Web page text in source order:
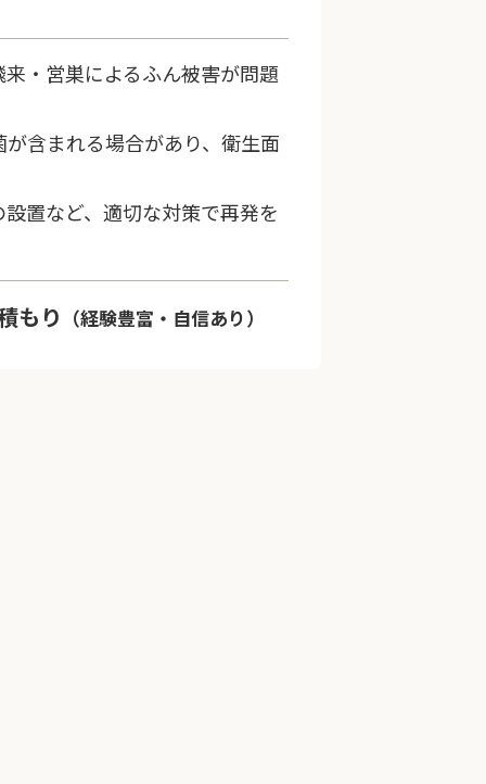
・営巣によるふん被害が問題
含まれる場合があり、衛生面
置など、適切な対策で再発を
もり （経験豊富・自信あり）